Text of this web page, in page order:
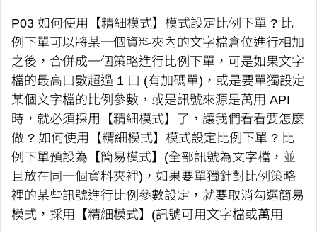
P03 如何使用【精細模式】模式設定比例下單 ? 比
例下單可以將某一個資料夾內的文字檔倉位進行相加
之後，合併成一個策略進行比例下單，可是如果文字
檔的最高口數超過 1 口 (有加碼單)，或是要單獨設定
某個文字檔的比例參數，或是訊號來源是萬用 API
時，就必須採用【精細模式】了，讓我們看看要怎麼
做 ? 如何使用【精細模式】模式設定比例下單 ? 比
例下單預設為【簡易模式】(全部訊號為文字檔，並
且放在同一個資料夾裡)，如果要單獨針對比例策略
裡的某些訊號進行比例參數設定，就要取消勾選簡易
模式，採用【精細模式】(訊號可用文字檔或萬用